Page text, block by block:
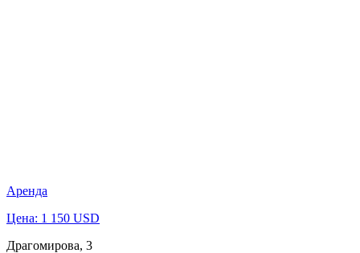
Аренда
Цена: 1 150 USD
Драгомирова, 3